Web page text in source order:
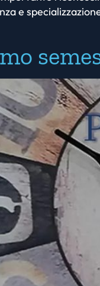
e